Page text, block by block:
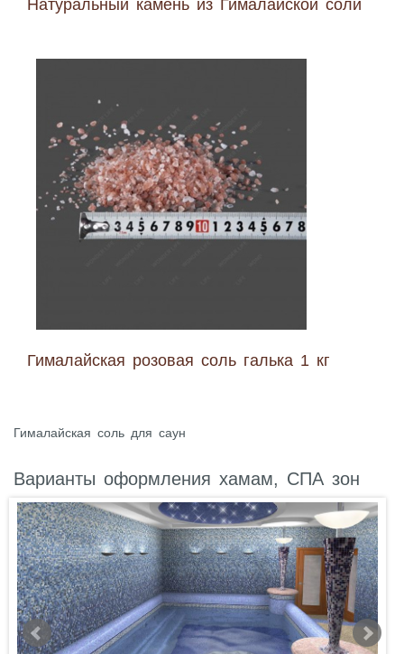
Натуральный камень из Гималайской соли
Гималайская розовая соль галька 1 кг
Гималайская соль для саун
Варианты оформления хамам, СПА зон